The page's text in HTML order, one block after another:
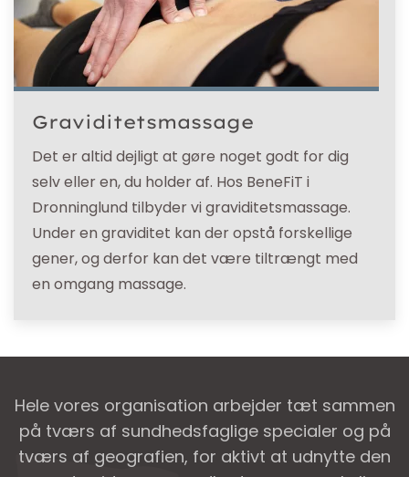
Graviditetsmassage
Det er altid dejligt at gøre noget godt for dig
selv eller en, du holder af. Hos BeneFiT i
Dronninglund tilbyder vi graviditetsmassage.
Under en graviditet kan der opstå forskellige
gener, og derfor kan det være tiltrængt med
en omgang massage.
Hele vores organisation arbejder tæt sammen
på tværs af sundhedsfaglige specialer og på
tværs af geografien, for aktivt at udnytte den